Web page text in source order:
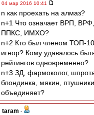
04 мар 2016 10:41
n как проехать на алмаз?
n+1 Что означает ВРП,
ППКС, ИМХО?
n+2 Кто был членом ТОП-
игнор? Кому удавалось
рейтингов одновременно?
n+3 ЗД, фармоколог,
блондинка, мякин,
объединяет?
taram -